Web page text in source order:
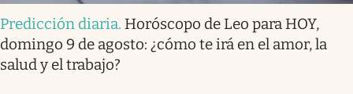
Predicción diaria. Horóscopo de Leo para HOY,
domingo 9 de agosto: ¿cómo te irá en el amor, la
salud y el trabajo?